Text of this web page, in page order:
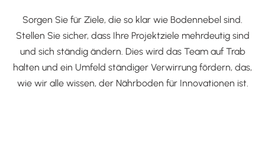
Sorgen Sie für Ziele, die so klar wie Bodennebel sind.
Stellen Sie sicher, dass Ihre Projektziele mehrdeutig sind
und sich ständig ändern. Dies wird das Team auf Trab
halten und ein Umfeld ständiger Verwirrung fördern, das,
wie wir alle wissen, der Nährboden für Innovationen ist.